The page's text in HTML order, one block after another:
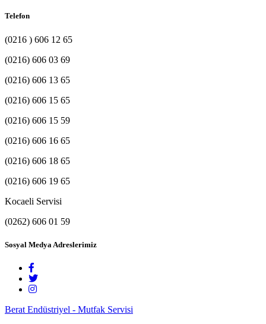
Telefon
(0216 ) 606 12 65
(0216) 606 03 69
(0216) 606 13 65
(0216) 606 15 65
(0216) 606 15 59
(0216) 606 16 65
(0216) 606 18 65
(0216) 606 19 65
Kocaeli Servisi
(0262) 606 01 59
Sosyal Medya Adreslerimiz
Berat Endüstriyel - Mutfak Servisi